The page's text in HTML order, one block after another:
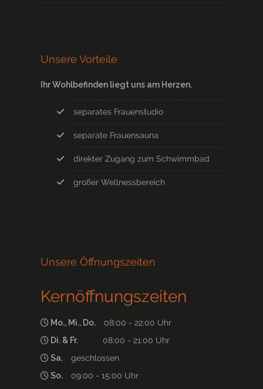
Unsere Vorteile
Ihr Wohlbefinden liegt uns am Herzen.
separates Frauenstudio
separate Frauensauna
direkter Zugang zum Schwimmbad
großer Wellnessbereich
Unsere Öffnungszeiten
Kernöffnungszeiten
Mo., Mi., Do.
08:00 - 22:00 Uhr
Di. & Fr.
08:00 - 21:00 Uhr
Sa.
geschlossen
So.
09:00 - 15:00 Uhr